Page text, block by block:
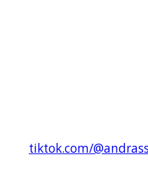
tiktok.com/